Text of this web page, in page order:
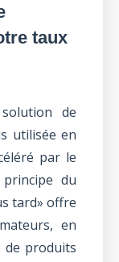
taux
de
utilisée en
par le
du
tard» offre
en
de produits